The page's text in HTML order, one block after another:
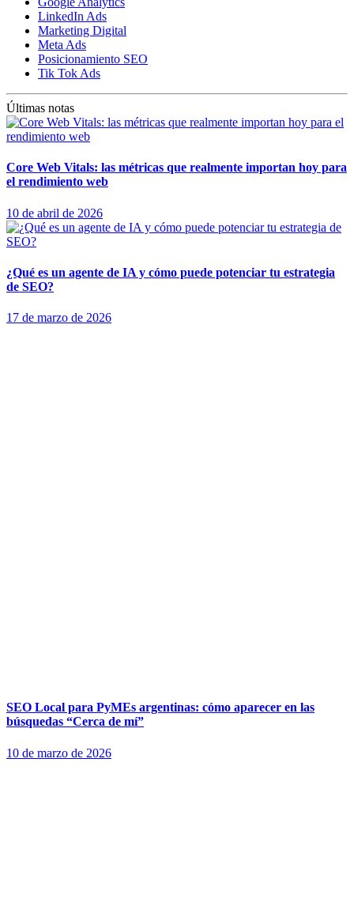
LinkedIn Ads
Marketing Digital
Meta Ads
Posicionamiento SEO
Tik Tok Ads
Últimas notas
Core Web Vitals: las métricas que realmente importan hoy para
el rendimiento web
10 de abril de 2026
¿Qué es un agente de IA y cómo puede potenciar tu estrategia
de SEO?
17 de marzo de 2026
SEO Local para PyMEs argentinas: cómo aparecer en las
búsquedas “Cerca de mí”
10 de marzo de 2026